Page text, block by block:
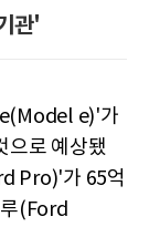
관'
e(Model e)'가
으로 예상됐
Pro)'가 65억
(Ford